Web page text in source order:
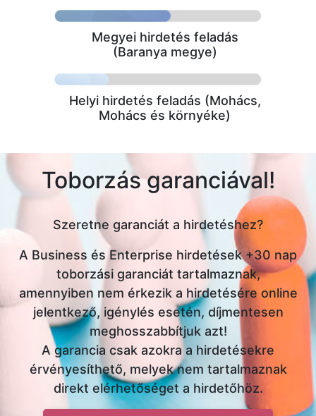
Megyei hirdetés feladás
(Baranya megye)
Helyi hirdetés feladás (Mohács,
Mohács és környéke)
Toborzás garanciával!
Szeretne garanciát a hirdetéshez?
A Business és Enterprise hirdetések +30 nap
toborzási garanciát tartalmaznak,
amennyiben nem érkezik a hirdetésére online
jelentkező, igénylés esetén, díjmentesen
meghosszabbítjuk azt!
A garancia csak azokra a hirdetésekre
érvényesíthető, melyek nem tartalmaznak
direkt elérhetőséget a hirdetőhöz.